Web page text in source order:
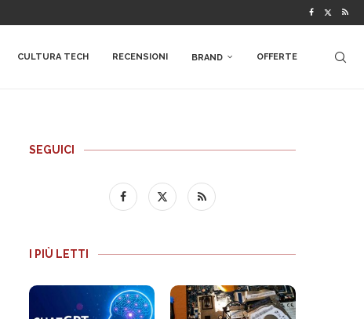
CULTURA TECH RECENSIONI BRAND OFFERTE
SEGUICI
I PIÙ LETTI